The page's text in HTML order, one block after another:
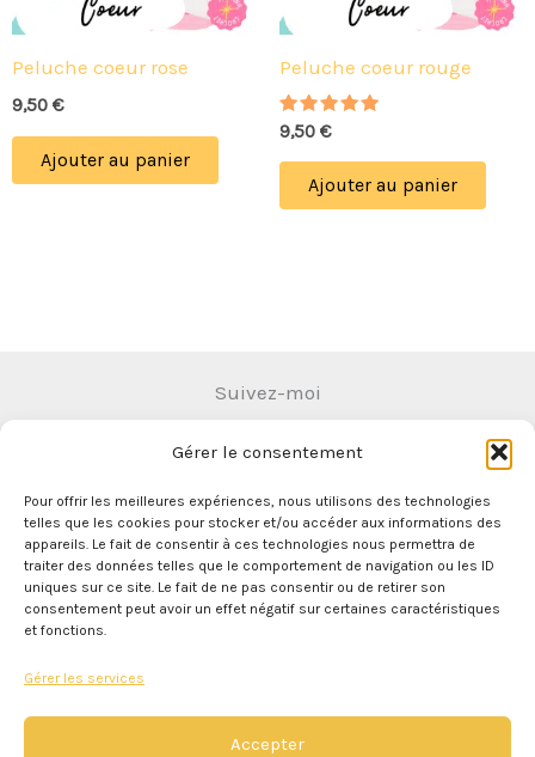
Gérer le consentement
Pour offrir les meilleures expériences, nous utilisons des technologies
telles que les cookies pour stocker et/ou accéder aux informations des
appareils. Le fait de consentir à ces technologies nous permettra de
traiter des données telles que le comportement de navigation ou les ID
uniques sur ce site. Le fait de ne pas consentir ou de retirer son
consentement peut avoir un effet négatif sur certaines caractéristiques
et fonctions.
Gérer les services
Accepter
Peluche coeur rose
9,50 €
Ajouter au panier
Peluche coeur rouge
Note
5.00
sur 5
9,50 €
Ajouter au panier
Suivez-moi
A propos
Politique de confidentialité